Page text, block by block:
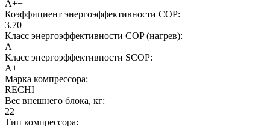
A++
Коэффициент энергоэффективности COP:
3.70
Класс энергоэффективности COP (нагрев):
A
Класс энергоэффективности SCOP:
A+
Марка компрессора:
RECHI
Вес внешнего блока, кг:
22
Тип компрессора: